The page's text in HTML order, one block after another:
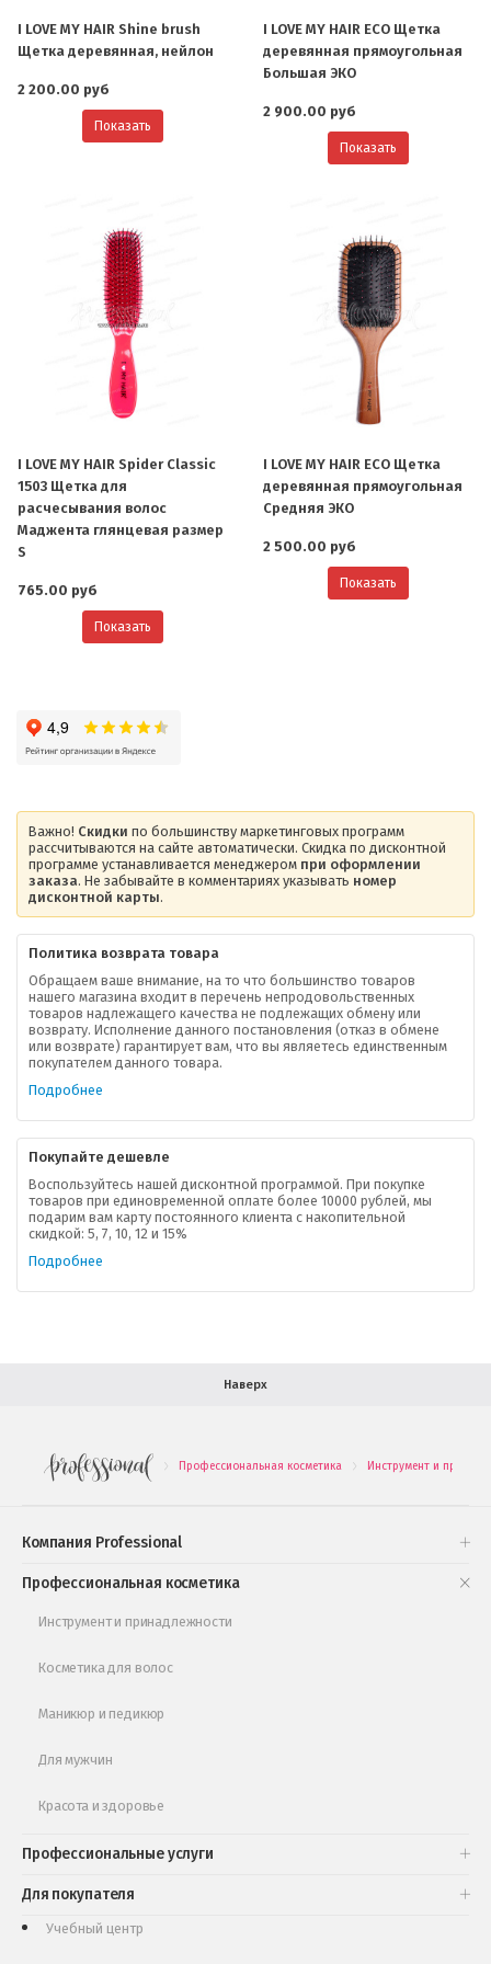
I LOVE MY HAIR Shine brush
Щетка деревянная, нейлон
2 200.00 руб
Показать
I LOVE MY HAIR ECO Щетка
деревянная прямоугольная
Большая ЭКО
2 900.00 руб
Показать
I LOVE MY HAIR Spider Classic
1503 Щетка для
расчесывания волос
Маджента глянцевая размер
S
765.00 руб
Показать
I LOVE MY HAIR ECO Щетка
деревянная прямоугольная
Средняя ЭКО
2 500.00 руб
Показать
Важно! Скидки по большинству маркетинговых программ
рассчитываются на сайте автоматически. Скидка по дисконтной
программе устанавливается менеджером при оформлении
заказа. Не забывайте в комментариях указывать номер
дисконтной карты.
Политика возврата товара
Обращаем ваше внимание, на то что большинство товаров
нашего магазина входит в перечень непродовольственных
товаров надлежащего качества не подлежащих обмену или
возврату. Исполнение данного постановления (отказ в обмене
или возврате) гарантирует вам, что вы являетесь единственным
покупателем данного товара.
Подробнее
Покупайте дешевле
Воспользуйтесь нашей дисконтной программой. При покупке
товаров при единовременной оплате более 10000 рублей, мы
подарим вам карту постоянного клиента с накопительной
скидкой: 5, 7, 10, 12 и 15%
Подробнее
Наверх
. Профессиональная косметика . Инструмент и
Компания Professional
О компании
Ваша скидка
Контактная информация
В помощь покупателю
Форма обратной связи
Профессиональная косметика
Инструмент и принадлежности
Косметика для волос
Маникюр и педикюр
Для мужчин
Красота и здоровье
Профессиональные услуги
Для покупателя
Подарочные наборы
Обучающее видео
Учебный центр